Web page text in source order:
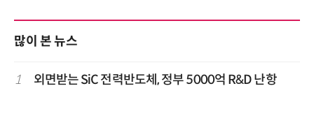
많이 본 뉴스
1 외면받는 SiC 전력반도체, 정부 5000억 R&D 난항